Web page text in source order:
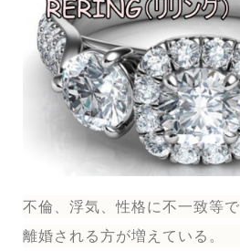
不倫、浮気、性格に不一致等で
離婚される方が増えている。